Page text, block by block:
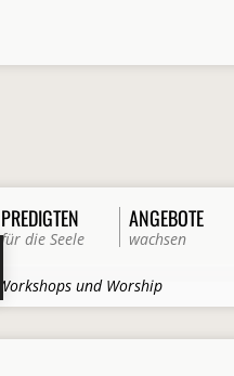
PREDIGTEN
für die Seele
ANGEBOTE
wachsen
Workshops und Worship